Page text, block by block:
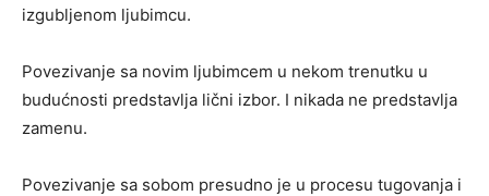
izgubljenom ljubimcu.
Povezivanje sa novim ljubimcem u nekom trenutku u
budućnosti predstavlja lični izbor. I nikada ne predstavlja
zamenu.
Povezivanje sa sobom presudno je u procesu tugovanja i